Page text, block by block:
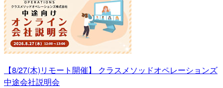
【8/27(木)リモート開催】 クラスメソッドオペレーションズ
中途会社説明会